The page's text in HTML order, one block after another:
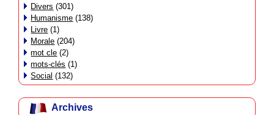
Divers (301)
Humanisme (138)
Livre (1)
Morale (204)
mot cle (2)
mots-clés (1)
Social (132)
Archives